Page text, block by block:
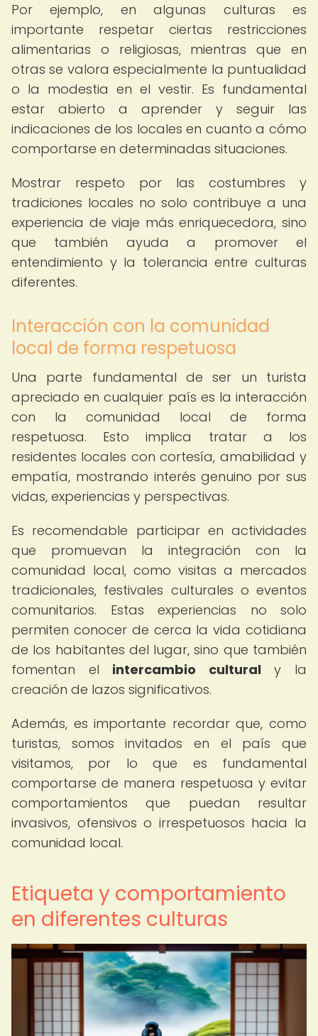
Por ejemplo, en algunas culturas es
importante respetar ciertas restricciones
alimentarias o religiosas, mientras que en
otras se valora especialmente la puntualidad
o la modestia en el vestir. Es fundamental
estar abierto a aprender y seguir las
indicaciones de los locales en cuanto a cómo
comportarse en determinadas situaciones.
Mostrar respeto por las costumbres y
tradiciones locales no solo contribuye a una
experiencia de viaje más enriquecedora, sino
que también ayuda a promover el
entendimiento y la tolerancia entre culturas
diferentes.
Interacción con la comunidad
local de forma respetuosa
Una parte fundamental de ser un turista
apreciado en cualquier país es la interacción
con la comunidad local de forma
respetuosa. Esto implica tratar a los
residentes locales con cortesía, amabilidad y
empatía, mostrando interés genuino por sus
vidas, experiencias y perspectivas.
Es recomendable participar en actividades
que promuevan la integración con la
comunidad local, como visitas a mercados
tradicionales, festivales culturales o eventos
comunitarios. Estas experiencias no solo
permiten conocer de cerca la vida cotidiana
de los habitantes del lugar, sino que también
fomentan el intercambio culturaly la
creación de lazos significativos.
Además, es importante recordar que, como
turistas, somos invitados en el país que
visitamos, por lo que es fundamental
comportarse de manera respetuosa y evitar
comportamientos que puedan resultar
invasivos, ofensivos o irrespetuosos hacia la
comunidad local.
Etiqueta y comportamiento
en diferentes culturas